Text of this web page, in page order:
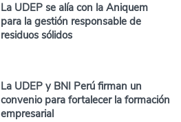
La UDEP se alía con la Aniquem
para la gestión responsable de
residuos sólidos
La UDEP y BNI Perú firman un
convenio para fortalecer la formación
empresarial